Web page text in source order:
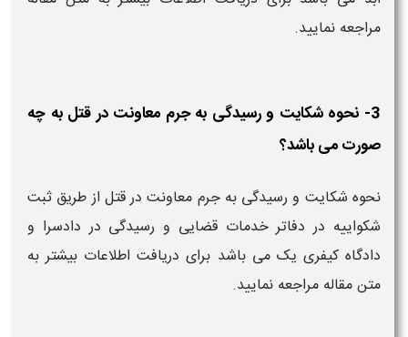
مراجعه نمایید.
3- نحوه شکایت و رسیدگی به جرم معاونت در قتل به چه
صورت می باشد؟
نحوه شکایت و رسیدگی به جرم معاونت در قتل از طریق ثبت
شکواییه در دفاتر خدمات قضایی و رسیدگی در دادسرا و
دادگاه کیفری یک می باشد برای دریافت اطلاعات بیشتر به
متن مقاله مراجعه نمایید.